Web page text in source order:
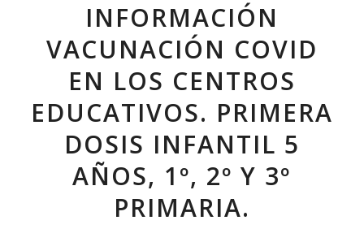
INFORMACIÓN
VACUNACIÓN COVID
EN LOS CENTROS
EDUCATIVOS. PRIMERA
DOSIS INFANTIL 5
AÑOS, 1º, 2º Y 3º
PRIMARIA.